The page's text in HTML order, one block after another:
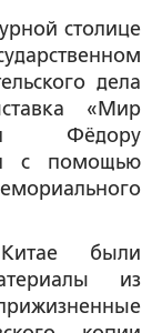
столице
дела
«Мир
Фёдору
с помощью
были
из